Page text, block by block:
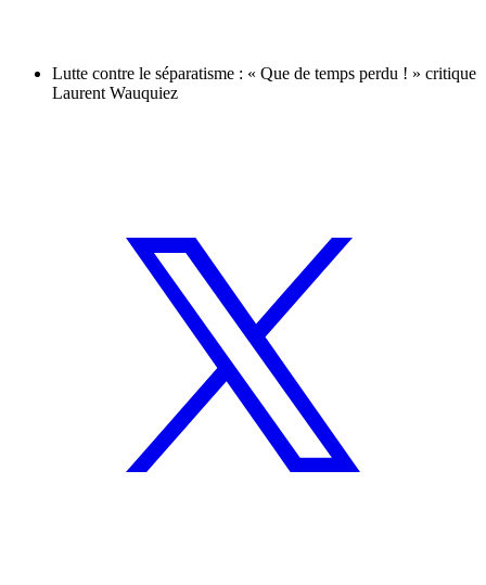
Lutte contre le séparatisme : « Que de temps perdu ! » critique
Laurent Wauquiez